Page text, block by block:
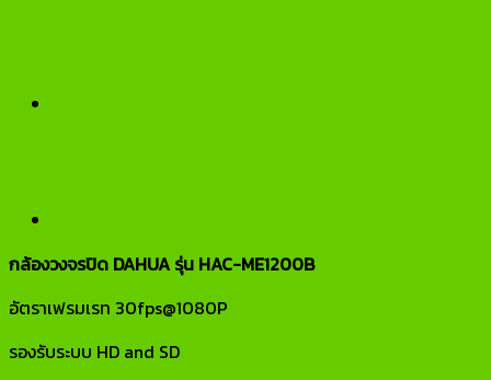
กล้องวงจรปิด DAHUA รุ่น HAC-ME1200B
อัตราเฟรมเรท 30fps@1080P
รองรับระบบ HD and SD